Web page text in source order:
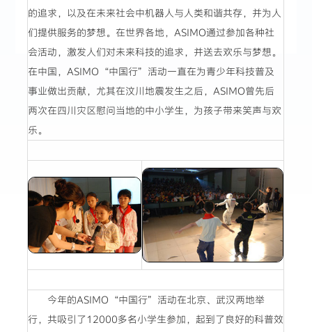
的追求，以及在未来社会中机器人与人类和谐共存，并为人
们提供服务的梦想。在世界各地，ASIMO通过参加各种社
会活动，激发人们对未来科技的追求，并送去欢乐与梦想。
在中国，ASIMO“中国行”活动一直在为青少年科技普及
事业做出贡献，尤其在汶川地震发生之后，ASIMO曾先后
两次在四川灾区慰问当地的中小学生，为孩子带来笑声与欢
乐。
今年的ASIMO“中国行”活动在北京、武汉两地举
行，共吸引了12000多名小学生参加，起到了良好的科普效